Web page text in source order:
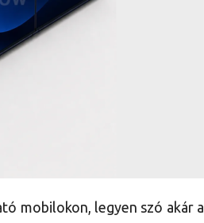
mobilokon, legyen szó akár a